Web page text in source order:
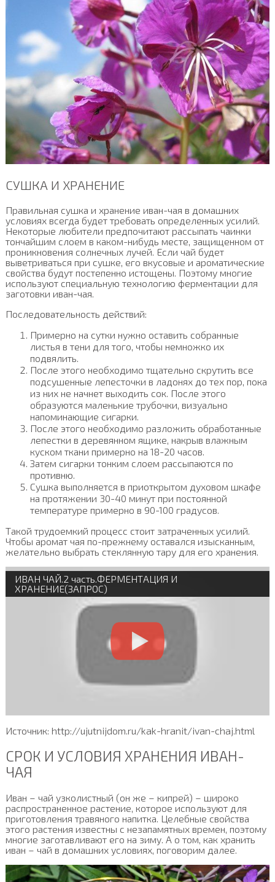
СУШКА И ХРАНЕНИЕ
Правильная сушка и хранение иван-чая в домашних
условиях всегда будет требовать определенных усилий.
Некоторые любители предпочитают рассыпать чаинки
тончайшим слоем в каком-нибудь месте, защищенном от
проникновения солнечных лучей. Если чай будет
выветриваться при сушке, его вкусовые и ароматические
свойства будут постепенно истощены. Поэтому многие
используют специальную технологию ферментации для
заготовки иван-чая.
Последовательность действий:
Примерно на сутки нужно оставить собранные
листья в тени для того, чтобы немножко их
подвялить.
После этого необходимо тщательно скрутить все
подсушенные лепесточки в ладонях до тех пор, пока
из них не начнет выходить сок. После этого
образуются маленькие трубочки, визуально
напоминающие сигарки.
После этого необходимо разложить обработанные
лепестки в деревянном ящике, накрыв влажным
куском ткани примерно на 18-20 часов.
Затем сигарки тонким слоем рассыпаются по
противню.
Сушка выполняется в приоткрытом духовом шкафе
на протяжении 30-40 минут при постоянной
температуре примерно в 90-100 градусов.
Такой трудоемкий процесс стоит затраченных усилий.
Чтобы аромат чая по-прежнему оставался изысканным,
желательно выбрать стеклянную тару для его хранения.
ИВАН ЧАЙ.2 часть.ФЕРМЕНТАЦИЯ И
ХРАНЕНИЕ(ЗАПРОС)
Источник: http://ujutnijdom.ru/kak-hranit/ivan-chaj.html
СРОК И УСЛОВИЯ ХРАНЕНИЯ ИВАН-
ЧАЯ
Иван – чай узколистный (он же – кипрей) – широко
распространенное растение, которое используют для
приготовления травяного напитка. Целебные свойства
этого растения известны с незапамятных времен, поэтому
многие заготавливают его на зиму. А о том, как хранить
иван – чай в домашних условиях, поговорим далее.